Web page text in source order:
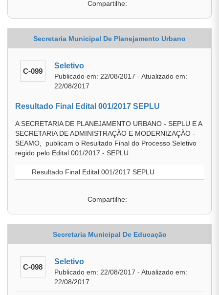
Compartilhe:
Secretaria Municipal De Planejamento Urbano
C-099
Seletivo
Publicado em: 22/08/2017 - Atualizado em:
22/08/2017
Resultado Final Edital 001/2017 SEPLU
A SECRETARIA DE PLANEJAMENTO URBANO - SEPLU E A
SECRETARIA DE ADMINISTRAÇÃO E MODERNIZAÇÃO -
SEAMO, publicam o Resultado Final do Processo Seletivo
regido pelo Edital 001/2017 - SEPLU.
Resultado Final Edital 001/2017 SEPLU
Compartilhe:
Secretaria Municipal De Educação
C-098
Seletivo
Publicado em: 22/08/2017 - Atualizado em:
22/08/2017